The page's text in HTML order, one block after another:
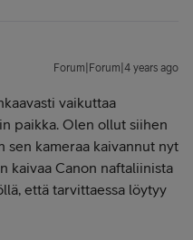
Forum|Forum|4 years ago
vaikuttaa
paikka. Olen ollut siihen
sen kameraa kaivannut nyt
kaivaa Canon naftaliinista
että tarvittaessa löytyy